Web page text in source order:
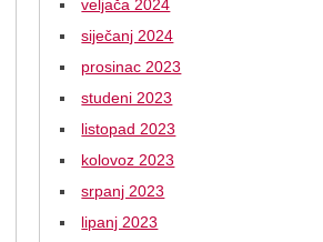
veljača 2024
siječanj 2024
prosinac 2023
studeni 2023
listopad 2023
kolovoz 2023
srpanj 2023
lipanj 2023